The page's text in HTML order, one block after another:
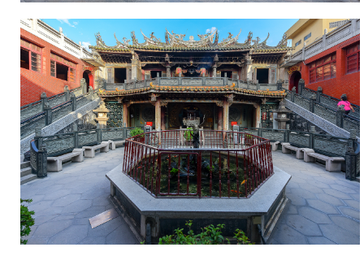
彩
繪
及
木
石
雕
刻，
皆
精
緻
絕
倫